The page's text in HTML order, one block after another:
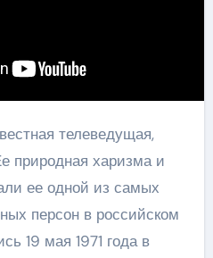
телеведущая,
природная харизма и
ее одной из самых
персон в российском
19 мая 1971 года в